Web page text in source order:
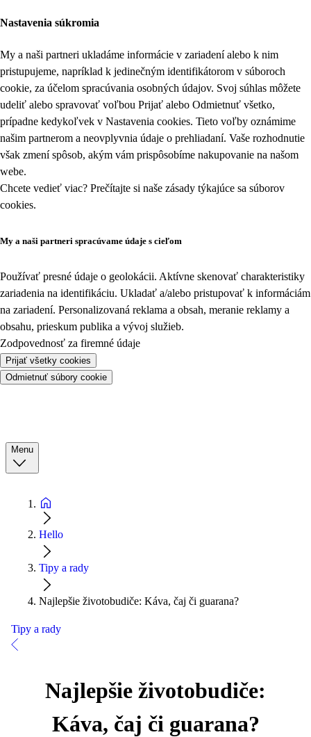
Nastavenia súkromia
My a naši partneri ukladáme informácie v zariadení alebo k nim
pristupujeme, napríklad k jedinečným identifikátorom v súboroch
cookie, za účelom spracúvania osobných údajov. Svoj súhlas môžete
udeliť alebo spravovať voľbou Prijať alebo Odmietnuť všetko,
prípadne kedykoľvek v Nastavenia cookies. Tieto voľby oznámime
našim partnerom a neovplyvnia údaje o prehliadaní. Vaše rozhodnutie
však zmení spôsob, akým vám prispôsobíme nakupovanie na našom
webe.
Chcete vedieť viac? Prečítajte si naše zásady týkajúce sa súborov
cookies.
My a naši partneri spracúvame údaje s cieľom
Používať presné údaje o geolokácii. Aktívne skenovať charakteristiky
zariadenia na identifikáciu. Ukladať a/alebo pristupovať k informáciám
na zariadení. Personalizovaná reklama a obsah, meranie reklamy a
obsahu, prieskum publika a vývoj služieb.
Zodpovednosť za firemné údaje
Prijať všetky cookies
Odmietnuť súbory cookie
Menu
Hello
Tipy a rady
Najlepšie životobudiče: Káva, čaj či guarana?
Tipy a rady
Najlepšie životobudiče:
Káva, čaj či guarana?